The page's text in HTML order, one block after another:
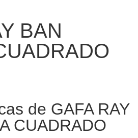
BAN
de GAFA RAY
CUADRADO